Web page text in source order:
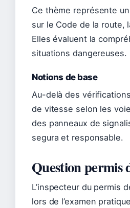
Ce thème représente
sur le Code de la
Elles évaluent la
situations dangereuses.
Notions de base
Au-delà des
de vitesse selon les
des panneaux de
segura et responsable.
Question permis
L’inspecteur du permis
lors de l’examen